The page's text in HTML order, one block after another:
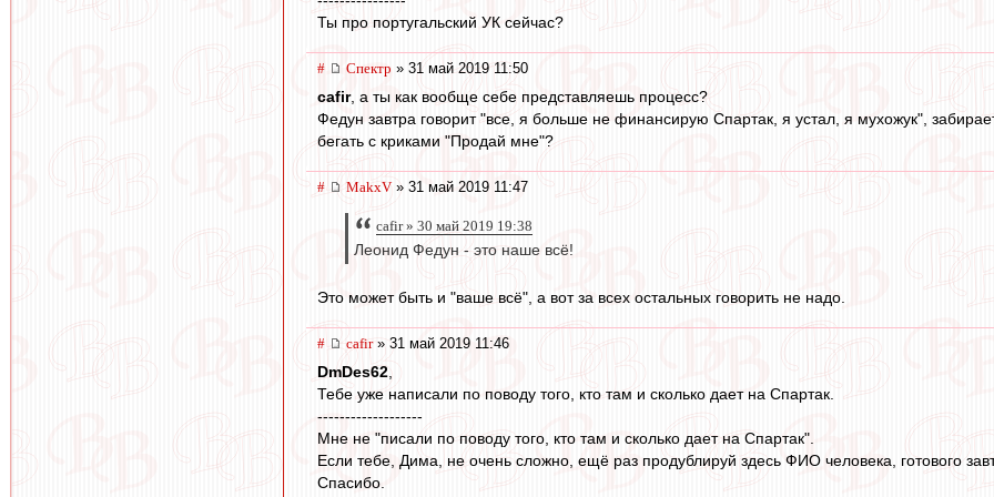
Ты про португальский УК сейчас?
# Спектр » 31 май 2019 11:50
cafir, а ты как вообще себе представляешь процесс?
Федун завтра говорит "все, я больше не финансирую Спартак, я устал, я мухожук",
бегать с криками "Продай мне"?
# MakxV » 31 май 2019 11:47
cafir » 30 май 2019 19:38
Леонид Федун - это наше всё!
Это может быть и "ваше всё", а вот за всех остальных говорить не надо.
# cafir» 31 май 2019 11:46
DmDes62,
Тебе уже написали по поводу того, кто там и сколько дает на Спартак.
-------------------
Мне не "писали по поводу того, кто там и сколько дает на Спартак".
Если тебе, Дима, не очень сложно, ещё раз продублируй здесь ФИО человека, готового
Спасибо.